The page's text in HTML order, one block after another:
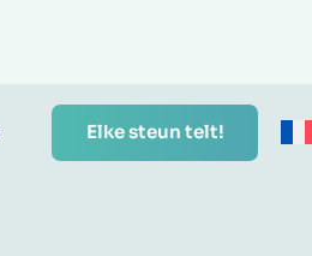
Elke steun telt!